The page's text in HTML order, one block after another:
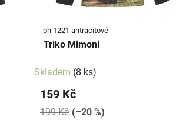
ph 1221 antracitové
Triko Mimoni
Skladem (8 ks)
159 Kč
199 Kč (–20 %)